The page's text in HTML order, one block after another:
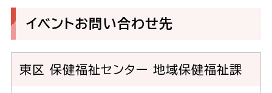
イベントお問い合わせ先
東区 保健福祉センター 地域保健福祉課